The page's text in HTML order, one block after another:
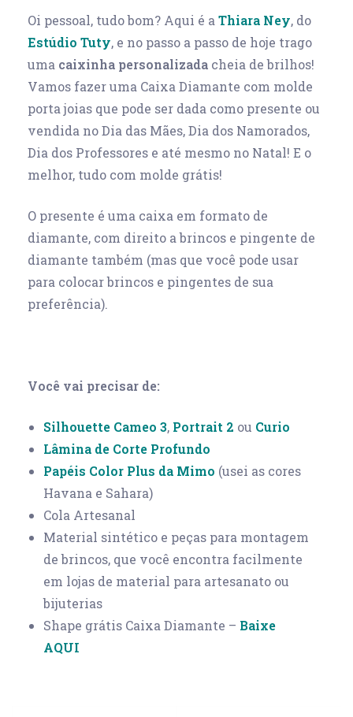
Oi pessoal, tudo bom? Aqui é aThiara Ney, do
Estúdio Tuty, e no passo a passo de hoje trago
uma caixinha personalizada cheia de brilhos!
Vamos fazer uma Caixa Diamante com molde
porta joias que pode ser dada como presente ou
vendida no Dia das Mães, Dia dos Namorados,
Dia dos Professores e até mesmo no Natal! E o
melhor, tudo com molde grátis!
O presente é uma caixa em formato de
diamante, com direito a brincos e pingente de
diamante também (mas que você pode usar
para colocar brincos e pingentes de sua
preferência).
Você vai precisar de:
Silhouette Cameo 3, Portrait 2 ou Curio
Lâmina de Corte Profundo
Papéis Color Plus da Mimo (usei as cores
Havana e Sahara)
Cola Artesanal
Material sintético e peças para montagem
de brincos, que você encontra facilmente
em lojas de material para artesanato ou
bijuterias
Shape grátis Caixa Diamante – Baixe
AQUI